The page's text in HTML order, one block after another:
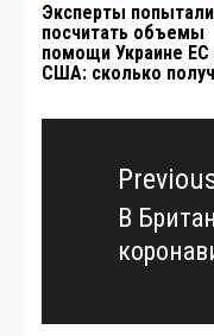
Эксперты
посчитать объемы
помощи Украине ЕС
США: сколько
Навигация
записям
Previous
post:
В